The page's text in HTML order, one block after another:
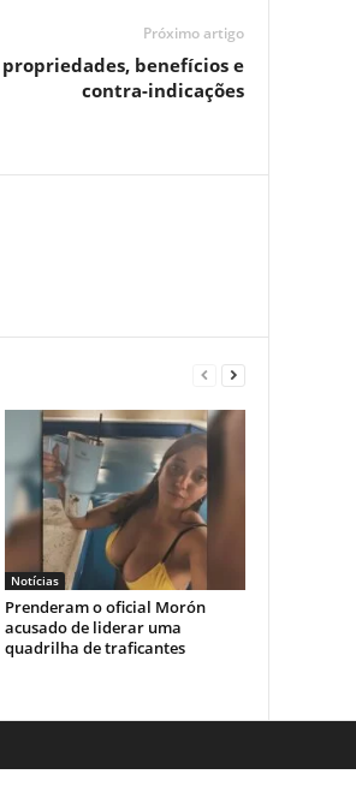
Próximo artigo
propriedades, benefícios e
contra-indicações
Notícias
Prenderam o oficial Morón
acusado de liderar uma
quadrilha de traficantes